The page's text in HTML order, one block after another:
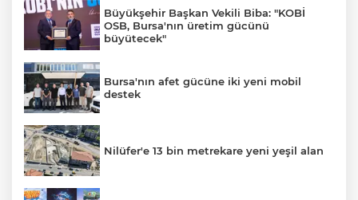
Büyükşehir Başkan Vekili Biba: "KOBİ
OSB, Bursa'nın üretim gücünü
büyütecek"
Bursa'nın afet gücüne iki yeni mobil
destek
Nilüfer'e 13 bin metrekare yeni yeşil alan